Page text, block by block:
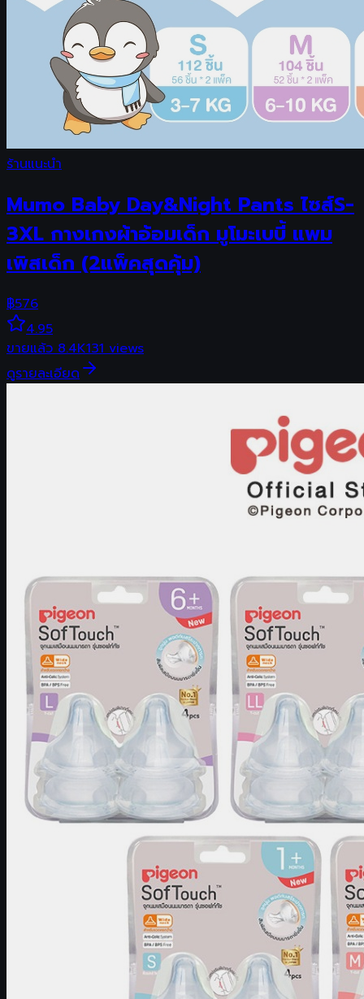
ร้านแนะนำ
Mumo Baby Day&Night Pants ไซส์S-
3XL กางเกงผ้าอ้อมเด็ก มูโมะเบบี้ แพม
เพิสเด็ก (2แพ็คสุดคุ้ม)
฿576
4.95
ขายแล้ว8.4K131views
ดูรายละเอียด